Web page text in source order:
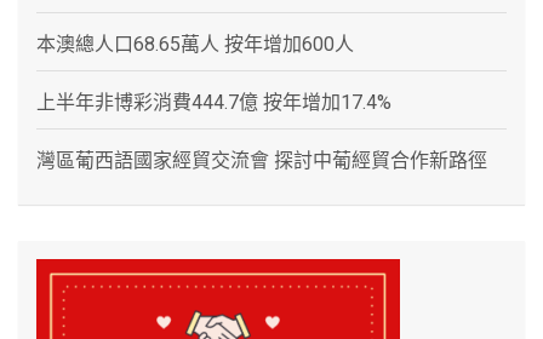
本澳總人口68.65萬人 按年增加600人
上半年非博彩消費444.7億 按年增加17.4%
灣區葡西語國家經貿交流會 探討中葡經貿合作新路徑